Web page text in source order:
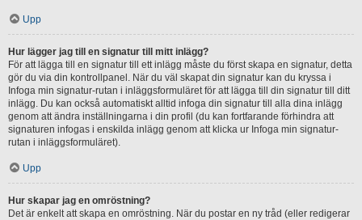
Upp
Hur lägger jag till en signatur till mitt inlägg?
För att lägga till en signatur till ett inlägg måste du först skapa en signatur, detta
gör du via din kontrollpanel. När du väl skapat din signatur kan du kryssa i
Infoga min signatur-rutan i inläggsformuläret för att lägga till din signatur till ditt
inlägg. Du kan också automatiskt alltid infoga din signatur till alla dina inlägg
genom att ändra inställningarna i din profil (du kan fortfarande förhindra att
signaturen infogas i enskilda inlägg genom att klicka ur Infoga min signatur-
rutan i inläggsformuläret).
Upp
Hur skapar jag en omröstning?
Det är enkelt att skapa en omröstning. När du postar en ny tråd (eller redigerar